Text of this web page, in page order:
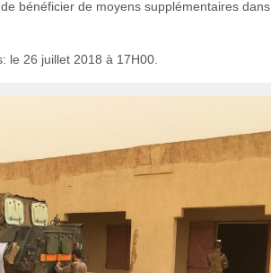
bénéficier de moyens supplémentaires
le 26 juillet 2018 à 17H00.